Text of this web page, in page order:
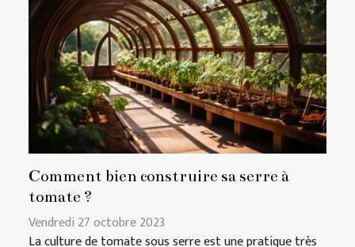
Comment bien construire sa serre à
tomate ?
Vendredi 27 octobre 2023
La culture de tomate sous serre est une pratique très